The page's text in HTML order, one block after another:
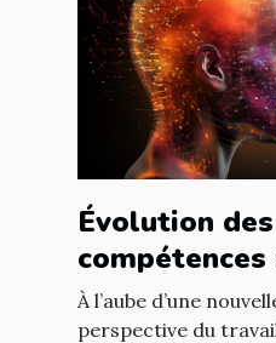
Évolution des
futur du
l'IA
À l’aube d’une
perspective du